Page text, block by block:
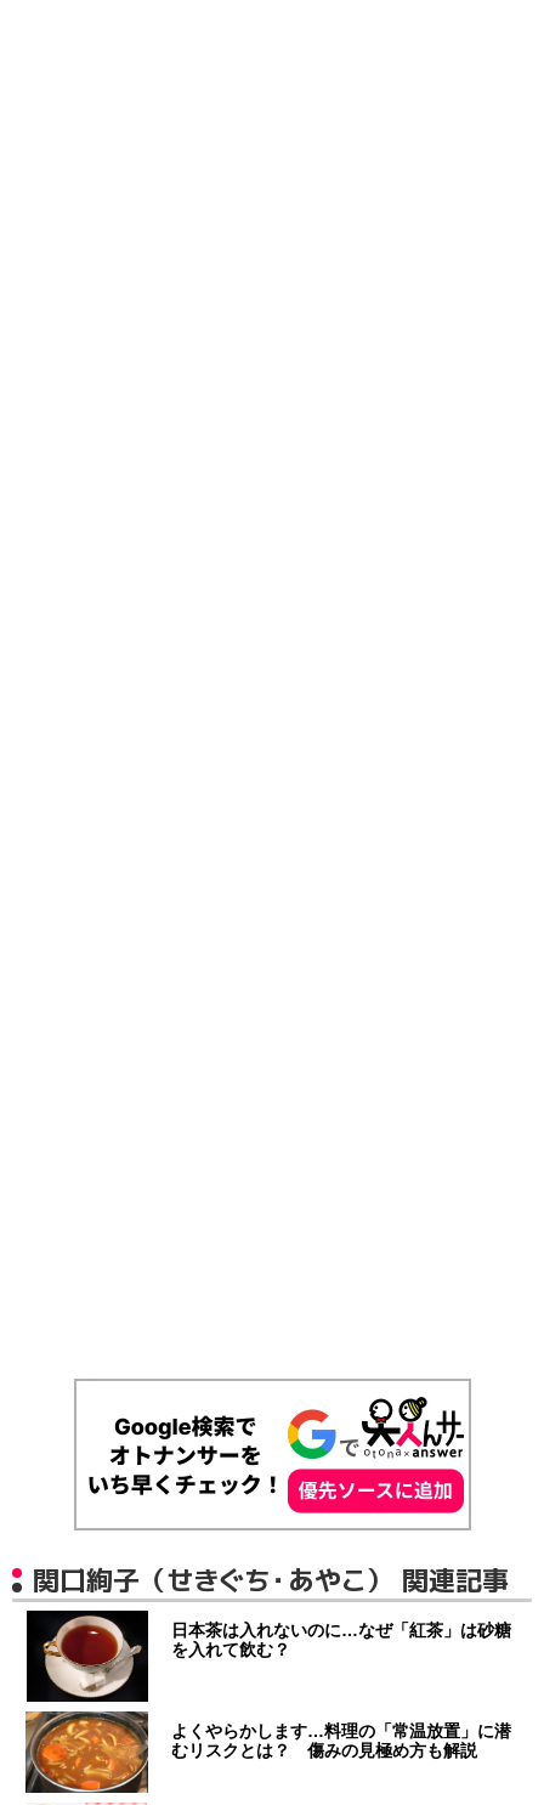
関口絢子（せきぐち・あやこ） 関連記事
日本茶は入れないのに…なぜ「紅茶」は砂糖
を入れて飲む？
よくやらかします…料理の「常温放置」に潜
むリスクとは？ 傷みの見極め方も解説